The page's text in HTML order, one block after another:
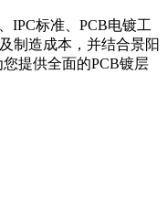
IPC标准、PCB电镀工
制造成本，并结合景阳
提供全面的PCB镀层